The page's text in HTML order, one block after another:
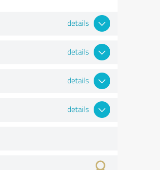
details
details
details
details